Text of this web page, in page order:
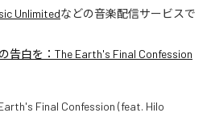
Unlimitedなどの音楽配信サービスで
告白を：The Earth's Final Confession